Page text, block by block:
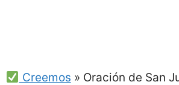
Creemos » Oración de San